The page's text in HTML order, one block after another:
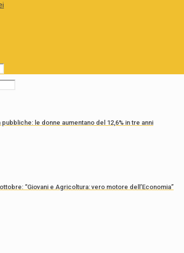
le donne aumentano del 12,6% in tre anni
“Giovani e Agricoltura: vero motore dell’Economia”